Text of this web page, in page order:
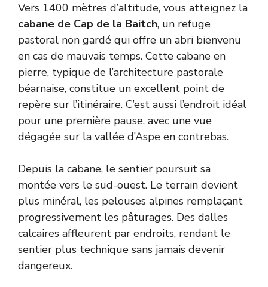
Vers 1400 mètres d’altitude, vous atteignez la
cabane de Cap de la Baitch, un refuge
pastoral non gardé qui offre un abri bienvenu
en cas de mauvais temps. Cette cabane en
pierre, typique de l’architecture pastorale
béarnaise, constitue un excellent point de
repère sur l’itinéraire. C’est aussi l’endroit idéal
pour une première pause, avec une vue
dégagée sur la vallée d’Aspe en contrebas.
Depuis la cabane, le sentier poursuit sa
montée vers le sud-ouest. Le terrain devient
plus minéral, les pelouses alpines remplaçant
progressivement les pâturages. Des dalles
calcaires affleurent par endroits, rendant le
sentier plus technique sans jamais devenir
dangereux.